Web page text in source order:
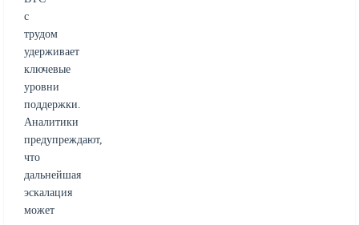
с
трудом
удерживает
ключевые
уровни
поддержки.
Аналитики
предупреждают,
что
дальнейшая
эскалация
может